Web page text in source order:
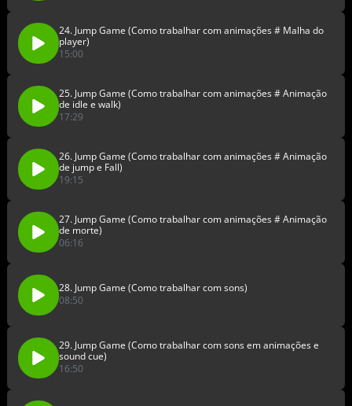
24. Jump Game (Como trabalhar com animações # Malha do
player)
15:00
25. Jump Game (Como trabalhar com animações # Animação
de idle e walk)
17:29
26. Jump Game (Como trabalhar com animações # Animação
de jump e Fall)
19:15
27. Jump Game (Como trabalhar com animações # Animação
de morte)
06:16
28. Jump Game (Como trabalhar com sons)
08:50
29. Jump Game (Como trabalhar com sons em animações e
sound cue)
16:50